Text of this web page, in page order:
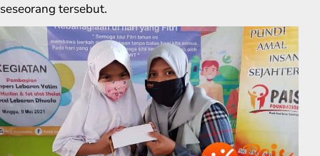
seseorang tersebut.